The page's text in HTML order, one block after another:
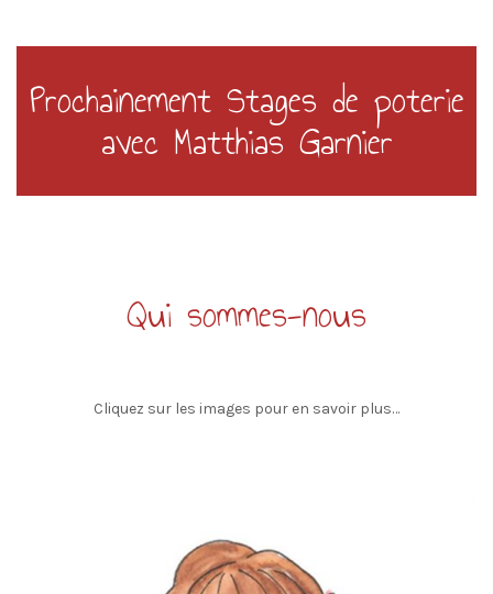
Prochainement Stages de poterie
avec Matthias Garnier
Qui sommes-nous
Cliquez sur les images pour en savoir plus…